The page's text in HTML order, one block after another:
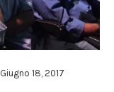
Giugno 18, 2017